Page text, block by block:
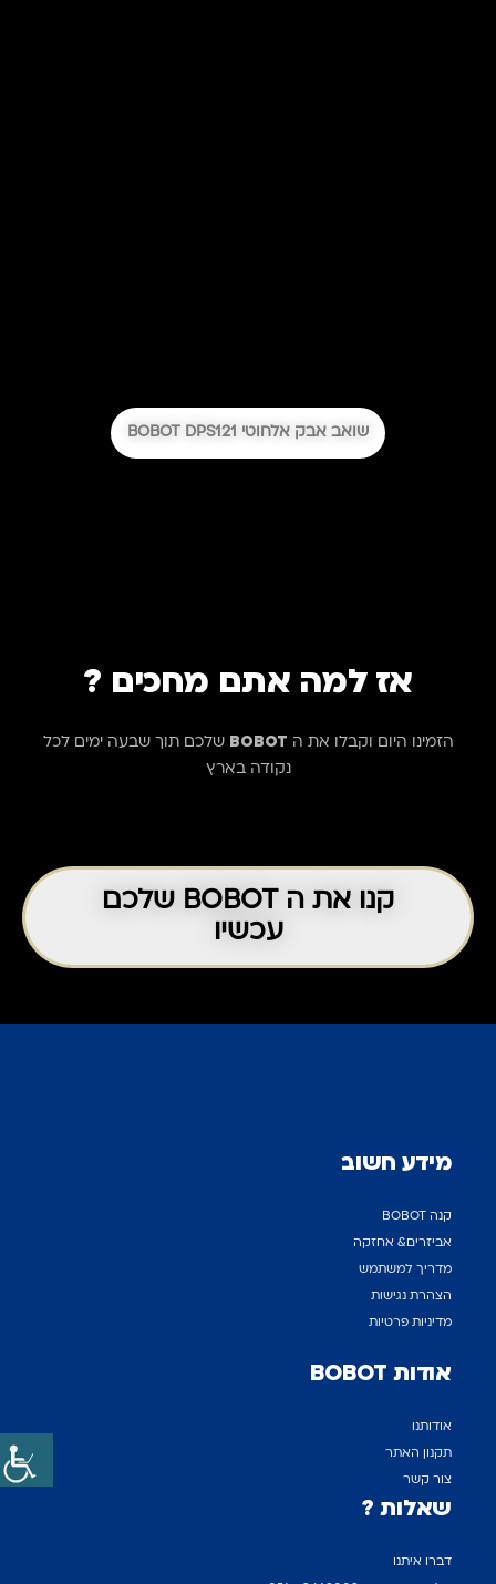
שואב אבק אלחוטי BOBOT DPS121
אז למה אתם מחכים ?
הזמינו היום וקבלו את ה BOBOT שלכם תוך שבעה ימים לכל
נקודה בארץ
קנו את ה BOBOT שלכם
עכשיו
מידע חשוב
קנה BOBOT
אביזרים& אחזקה
מדריך למשתמש
הצהרת נגישות
מדיניות פרטיות
אודות BOBOT
אודותנו
תקנון האתר
צור קשר
שאלות ?
דברו איתנו